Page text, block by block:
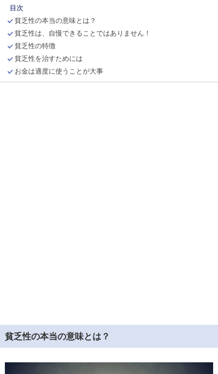
目次
貧乏性の本当の意味とは？
貧乏性は、自慢できることではありません！
貧乏性の特徴
貧乏性を治すためには
お金は適度に使うことが大事
貧乏性の本当の意味とは？